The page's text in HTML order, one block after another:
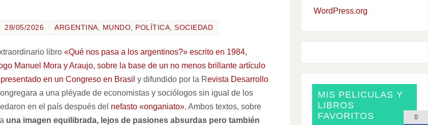
28/05/2026 ARGENTINA, MUNDO, POLÍTICA, SOCIEDAD
libro «Qué nos pasa a los argentinos?» escrito en 1984,
Manuel Mora y Araujo, sobre la base de un no menos brillante artículo
en un Congreso en Brasil y difundido por la Revista Desarrollo
a una pléyade de economistas y sociólogos sin igual de los
en el país después del nefasto «onganiato», Ambos textos, sobre
una imagen equilibrada, lejos de pasiones absurdas pero también
WordPress.org
MIS PELICULAS Y
LIBROS
FAVORITOS
0